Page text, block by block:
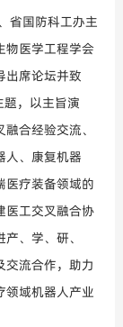
省国防科工办主
物医学工程学会
出席论坛并致
，以主旨演
融合经验交流、
人、康复机器
医疗装备领域的
医工交叉融合协
、学、研、
交流合作，助力
领域机器人产业